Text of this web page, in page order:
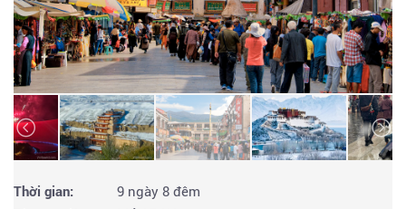
Thời gian:
9 ngày 8 đêm